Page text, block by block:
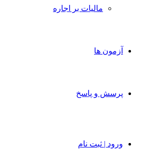
مالیات بر اجاره
آزمون ها
پرسش و پاسخ
ورود | ثبت نام